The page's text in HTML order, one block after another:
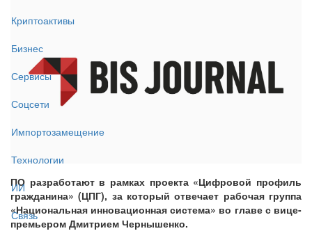
Криптоактивы
Бизнес
Сервисы
Соцсети
Импортозамещение
Технологии
ИИ
Связь
ПО разработают в рамках проекта «Цифровой профиль
гражданина» (ЦПГ), за который отвечает рабочая группа
«Национальная инновационная система» во главе с вице-
премьером Дмитрием Чернышенко.